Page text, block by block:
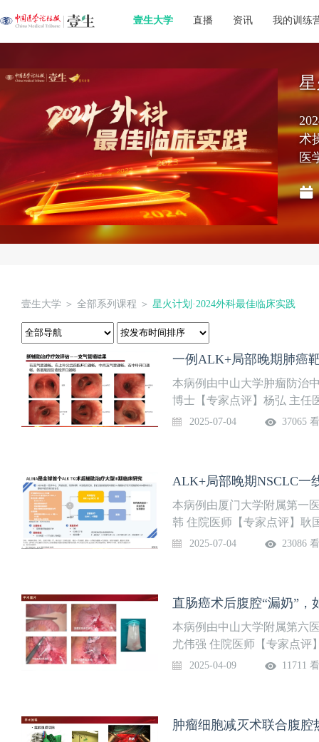
壹生大学 直播 资讯 我的训练
术
医
壹生大学 ＞ 全部系列课程 ＞ 星火计划·2024外科最佳临床实践
一例ALK+局部晚期肺癌
本病例由中山大学肿瘤防治
博士【专家点评】杨弘 主任
的选择2.局部晚期肺癌患者
2025-07-04 37065
ALK+局部晚期NSCLC一
本病例由厦门大学附属第一
韩 住院医师【专家点评】耿
非小细胞肺癌的临床诊疗
2025-07-04 23086
直肠癌术后腹腔“漏奶”，
本病例由中山大学附属第六
尤伟强 住院医师【专家点评
管的瘘的诊疗
2025-04-09 11711
肿瘤细胞减灭术联合腹腔